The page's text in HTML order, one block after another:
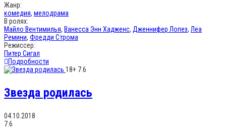
Жанр:
комедия, мелодрама
В ролях:
Майло Вентимилья, Ванесса Энн Хадженс, Дженнифер Лопез, Леа
Ремини, Фредди Строма
Режиссер:
Питер Сигал
Подробности
18+ 7.6
Звезда родилась
04.10.2018
7.6